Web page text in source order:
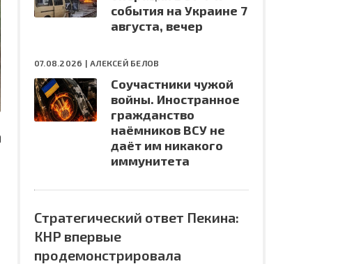
события на Украине 7
августа, вечер
07.08.2026 |АЛЕКСЕЙ БЕЛОВ
Соучастники чужой
войны. Иностранное
гражданство
наёмников ВСУ не
даёт им никакого
иммунитета
Стратегический ответ Пекина:
КНР впервые
продемонстрировала